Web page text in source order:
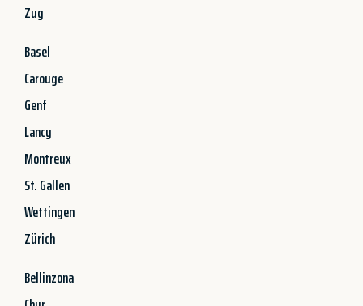
Zug
Basel
Carouge
Genf
Lancy
Montreux
St. Gallen
Wettingen
Zürich
Bellinzona